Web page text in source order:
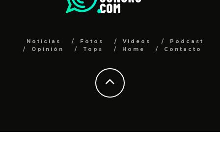
Noticias Fotos Videos
Podcast
Opinión
Tops Home Contacto